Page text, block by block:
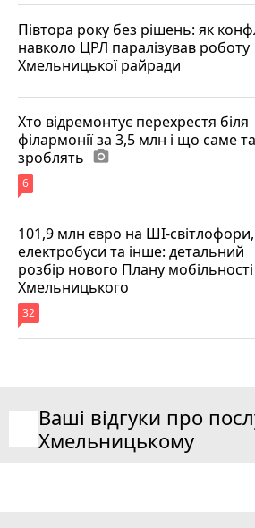
Півтора року без рішень: як
навколо ЦРЛ паралізував роботу
Хмельницької райради
Хто відремонтує перехрестя біля
філармонії за 3,5 млн і що саме
зроблять photo_camera
6
101,9 млн євро на ШІ-світлофори,
електробуси та інше: детальний
розбір нового Плану мобільності
Хмельницького
32
Ваші відгуки про
Хмельницькому